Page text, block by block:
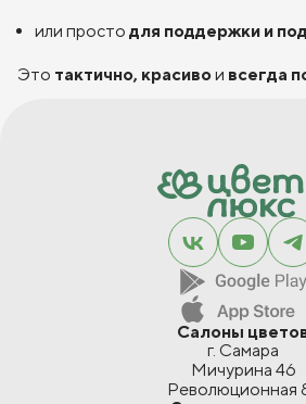
или просто для поддержки и
Это тактично, красиво и всегда
Салоны
г. Самара
Мичурина 46
Революционная